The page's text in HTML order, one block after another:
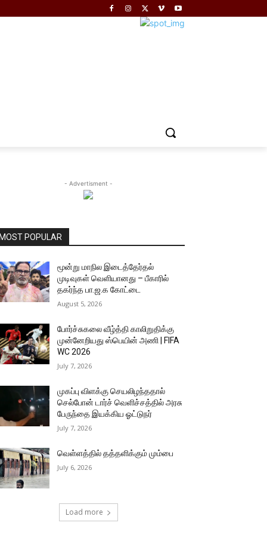
- Advertisment -
MOST POPULAR
மூன்று மாநில இடைத்தேர்தல்
முடிவுகள் வெளியானது – பீகாரில்
தகர்ந்த பா.ஜ.க கோட்டை
August 5, 2026
போர்ச்சுகலை வீழ்த்தி காலிறுதிக்கு
முன்னேறியது ஸ்பெயின் அணி | FIFA
WC 2026
July 7, 2026
முகப்பு விளக்கு செயலிழந்ததால்
செல்போன் டார்ச் வெளிச்சத்தில் அரசு
பேருந்தை இயக்கிய ஓட்டுநர்
July 7, 2026
வெள்ளத்தில் தத்தளிக்கும் மும்பை
July 6, 2026
Load more